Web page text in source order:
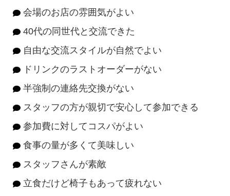
会場のお店の雰囲気がよい
40代の同世代と交流できた
自由な交流スタイルが自然でよい
ドリンクのラストオーダーがない
半強制の連絡先交換がない
スタッフの方が親切で安心して参加できる
参加費に対してコスパがよい
食事の量が多くて美味しい
スタッフさんが素敵
立食だけど椅子もあって疲れない